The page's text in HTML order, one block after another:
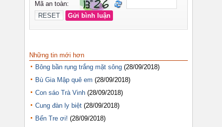
Những tin mới hơn
Bông bần rụng trắng mặt sông (28/09/2018)
Bù Gia Mập quê em (28/09/2018)
Con sáo Trà Vinh (28/09/2018)
Cung đàn ly biệt (28/09/2018)
Bến Tre ơi! (28/09/2018)